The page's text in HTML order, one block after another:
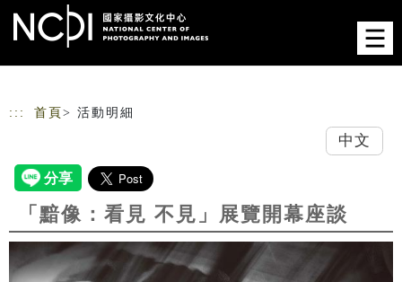
跳到主要內容
網站導覽
::: 首頁 > 活動明細
中文
「黯像：看見 不見」展覽開幕座談